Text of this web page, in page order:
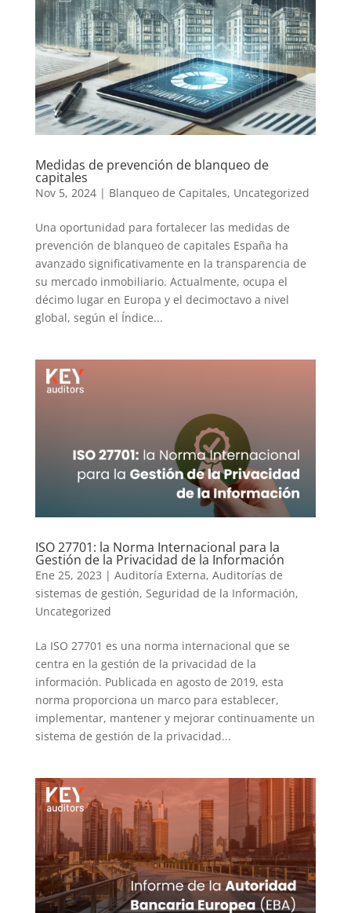
Medidas de prevención de blanqueo de
capitales
Nov 5, 2024| Blanqueo de Capitales, Uncategorized
Una oportunidad para fortalecer las medidas de
prevención de blanqueo de capitales España ha
avanzado significativamente en la transparencia de
su mercado inmobiliario. Actualmente, ocupa el
décimo lugar en Europa y el decimoctavo a nivel
global, según el Índice...
ISO 27701: la Norma Internacional para la
Gestión de la Privacidad de la Información
Ene 25, 2023 | Auditoría Externa, Auditorías de
sistemas de gestión, Seguridad de la Información,
Uncategorized
La ISO 27701 es una norma internacional que se
centra en la gestión de la privacidad de la
información. Publicada en agosto de 2019, esta
norma proporciona un marco para establecer,
implementar, mantener y mejorar continuamente un
sistema de gestión de la privacidad...